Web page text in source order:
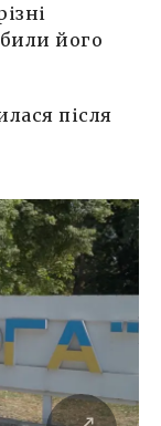
його
після